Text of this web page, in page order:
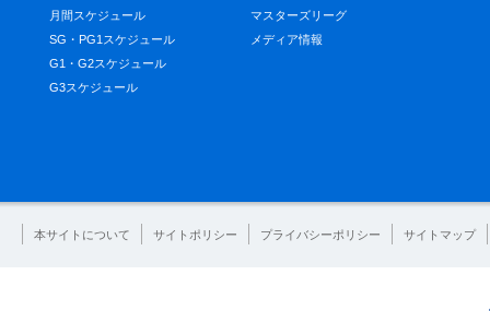
月間スケジュール
SG・PG1スケジュール
G1・G2スケジュール
G3スケジュール
マスターズリーグ
メディア情報
本サイトについて サイトポリシー プライバシーポリシー サイトマップ